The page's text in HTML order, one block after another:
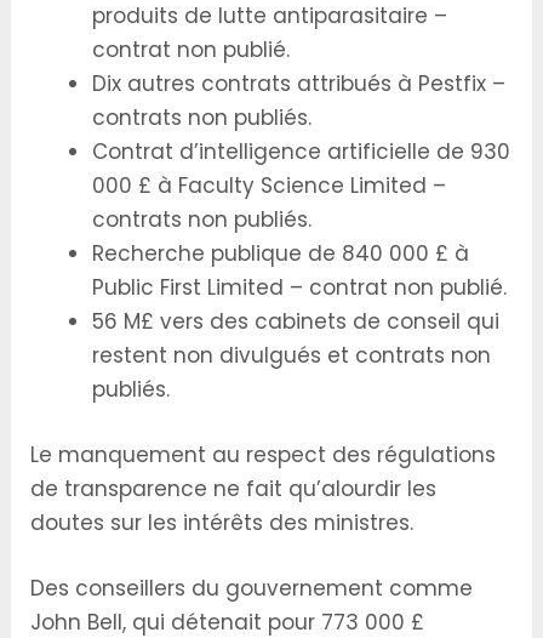
produits de lutte antiparasitaire –
contrat non publié.
Dix autres contrats attribués à Pestfix –
contrats non publiés.
Contrat d’intelligence artificielle de 930
000 £ à Faculty Science Limited –
contrats non publiés.
Recherche publique de 840 000 £ à
Public First Limited – contrat non publié.
56 M£ vers des cabinets de conseil qui
restent non divulgués et contrats non
publiés.
Le manquement au respect des régulations
de transparence ne fait qu’alourdir les
doutes sur les intérêts des ministres.
Des conseillers du gouvernement comme
John Bell, qui détenait pour 773 000 £